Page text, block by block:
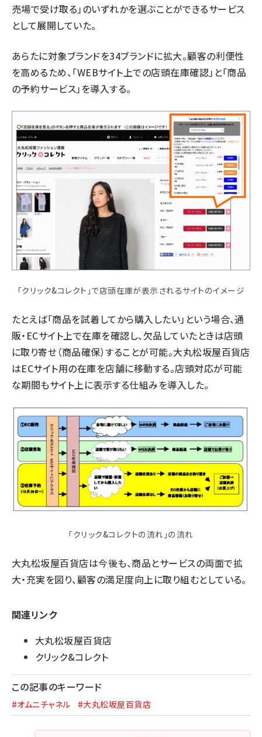
売場で受け取る」のいずれかを選ぶことができるサービス
として展開していた。
あらたに対象ブランドを34ブランドに拡大。顧客の利便性
を高めるため、「WEBサイト上での店頭在庫確認」と「商品
の予約サービス」を導入する。
「クリック&コレクト」で店頭在庫が表示されるサイトのイメージ
たとえば「商品を試着してから購入したい」という場合、通
販・ECサイト上で在庫を確認し、欠品していたときは店頭
に取り寄せ（商品確保）することが可能。大丸松坂屋百貨店
はECサイト用の在庫を店舗に移動する。店頭対応が可能
な期間もサイト上に表示する仕組みを導入した。
「クリック&コレクトの流れ」の流れ
大丸松坂屋百貨店は今後も、商品とサービスの両面で拡
大・充実を図り、顧客の満足度向上に取り組むとしている。
関連リンク
大丸松坂屋百貨店
クリック&コレクト
この記事のキーワード
#オムニチャネル #大丸松坂屋百貨店